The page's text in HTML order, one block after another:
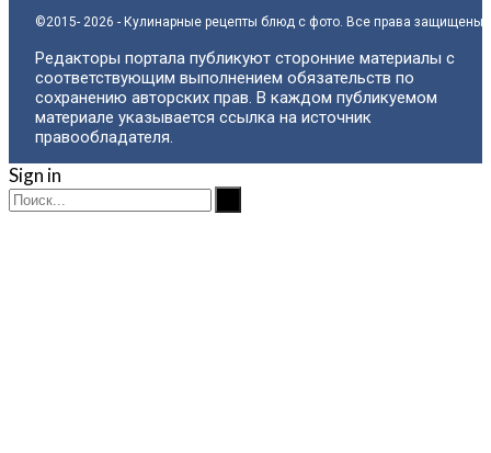
©2015- 2026 - Кулинарные рецепты блюд с фото. Все права защищены.
Редакторы портала публикуют сторонние материалы с
соответствующим выполнением обязательств по
сохранению авторских прав. В каждом публикуемом
материале указывается ссылка на источник
правообладателя.
Sign in